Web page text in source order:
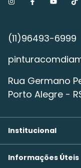
Rua Germano
Porto Alegre -
Institucional
Informações Úteis